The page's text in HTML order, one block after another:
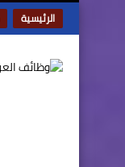
الرئيسية